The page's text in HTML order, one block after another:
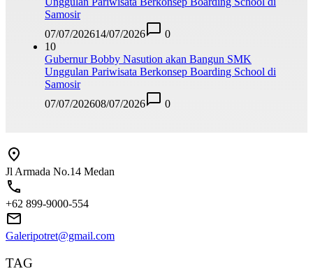
Samosir
07/07/202614/07/2026
0
10
Gubernur Bobby Nasution akan Bangun SMK
Unggulan Pariwisata Berkonsep Boarding School di
Samosir
07/07/202608/07/2026 0
Jl Armada No.14 Medan
+62 899-9000-554
Galeripotret@gmail.com
TAG